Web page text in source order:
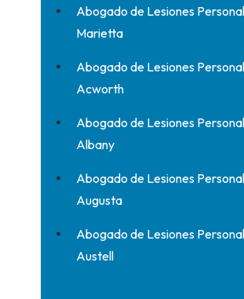
Abogado de Lesiones
Marietta
Abogado de Lesiones
Acworth
Abogado de Lesiones
Albany
Abogado de Lesiones
Augusta
Abogado de Lesiones
Austell